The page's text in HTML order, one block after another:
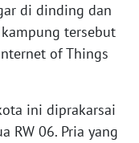
di dinding dan
tersebut
of Things
ini diprakarsai
RW 06. Pria yang